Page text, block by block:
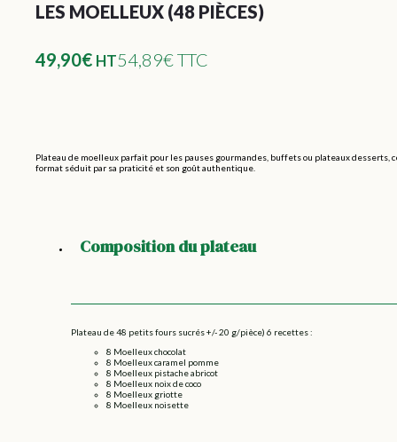
LES MOELLEUX (48 PIÈCES)
49,90€ HT54,89€ TTC
Plateau de moelleux parfait pour les pauses gourmandes, buffets ou plateaux desserts,
format séduit par sa praticité et son goût authentique.
Composition du plateau
Plateau de 48 petits fours sucrés +/- 20 g/pièce) 6 recettes :
8 Moelleux chocolat
8 Moelleux caramel pomme
8 Moelleux pistache abricot
8 Moelleux noix de coco
8 Moelleux griotte
8 Moelleux noisette